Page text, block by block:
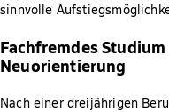
sinnvolle
Fachfremdes
Neuorientierung
Nach einer dreijährigen